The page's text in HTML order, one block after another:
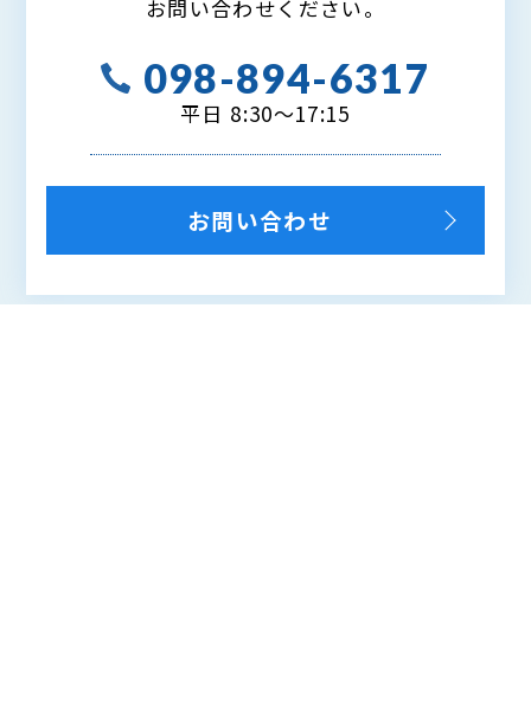
お問い合わせください。
098-894-6317
平日 8:30～17:15
お問い合わせ